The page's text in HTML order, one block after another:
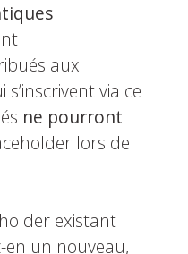
aux
via ce
ne pourront
lors de
existant
un nouveau,